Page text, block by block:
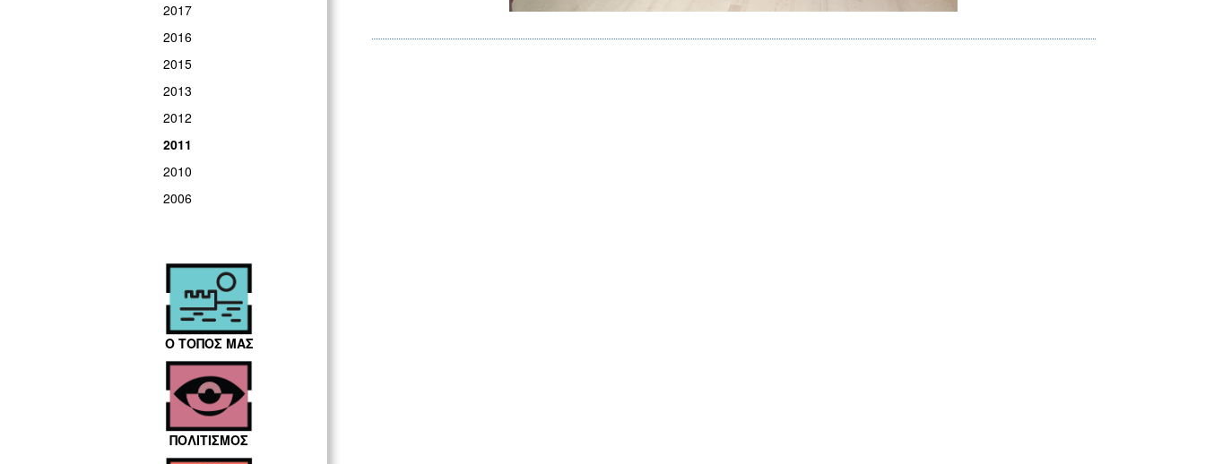
2017
2016
2015
2013
2012
2011
2010
2006
Ο ΤΟΠΟΣ ΜΑΣ
ΠΟΛΙΤΙΣΜΟΣ